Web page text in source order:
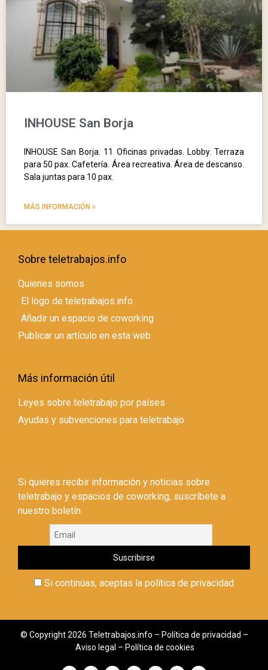
INHOUSE San Borja
INHOUSE San Borja. 11 Oficinas privadas. Lobby. Terraza
para 50 pax. Cafetería. Área recreativa. Área de descanso.
Sala juntas para 10 pax.
MÁS INFORMACIÓN »
Sobre teletrabajos.info
Quienes somos
El logo de teletrabajos.info
Añadir un espacio de coworking
Publicar un artículo en esta web
Más información útil
Leyes sobre teletrabajo por países
Ayudas y subvenciones para teletrabajo
Si quieres recibir información y noticias sobre
teletrabajo y espacios de coworking, suscríbete a
nuestro boletín.
Si continúas, aceptas la política de privacidad
© Copyright 2026 Teletrabajos.info – Política de privacidad –
Aviso legal – Política de cookies